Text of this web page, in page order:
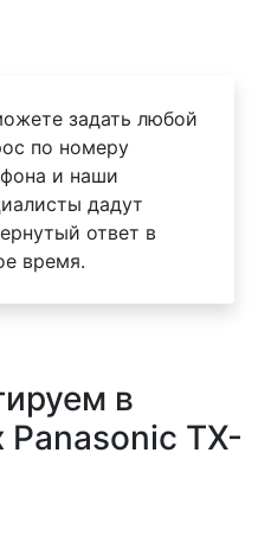
задать любой
по номеру
и наши
дадут
ответ в
время.
в
Panasonic TX-